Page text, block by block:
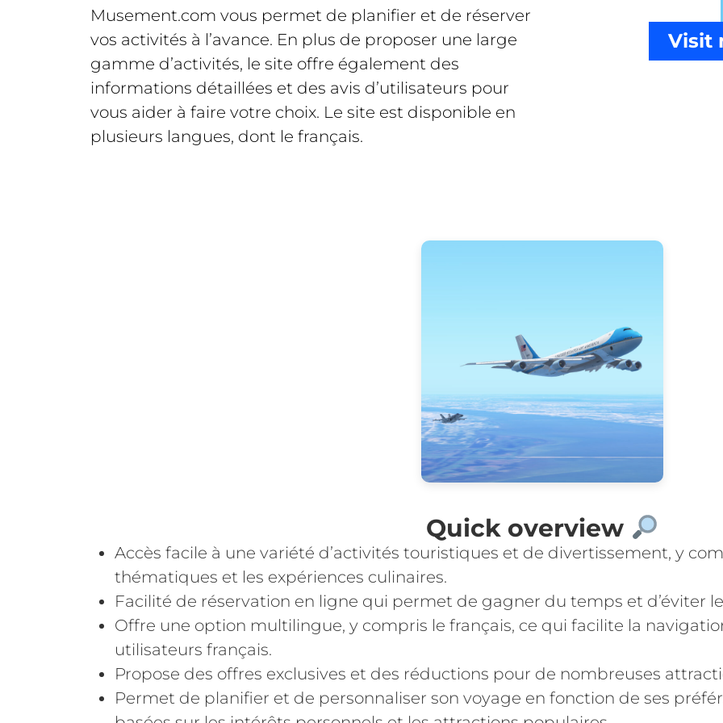
Musement.com vous permet de planifier et de réserver
vos activités à l’avance. En plus de proposer une large
gamme d’activités, le site offre également des
informations détaillées et des avis d’utilisateurs pour
vous aider à faire votre choix. Le site est disponible en
plusieurs langues, dont le français.
Visit
Quick overview
Accès facile à une variété d’activités touristiques et de divertissement, y
thématiques et les expériences culinaires.
Facilité de réservation en ligne qui permet de gagner du temps et d’éviter
Offre une option multilingue, y compris le français, ce qui facilite la
utilisateurs français.
Propose des offres exclusives et des réductions pour de nombreuses
Permet de planifier et de personnaliser son voyage en fonction de ses